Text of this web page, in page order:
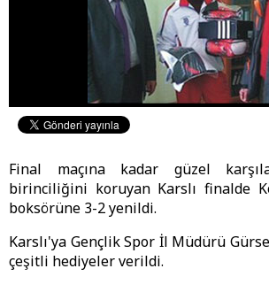
Final maçına kadar güzel
birinciliğini koruyan Karslı finalde
boksörüne 3-2 yenildi.
Karslı'ya Gençlik Spor İl Müdürü
çeşitli hediyeler verildi.